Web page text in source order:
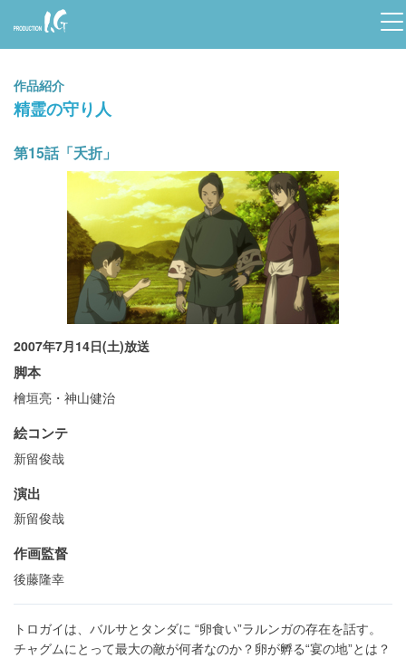
Prod
uctio
n I.G
作品紹介
精霊の守り人
第15話「夭折」
2007年7月14日(土)放送
脚本
檜垣亮・神山健治
絵コンテ
新留俊哉
演出
新留俊哉
作画監督
後藤隆幸
トロガイは、バルサとタンダに “卵食い”ラルンガの存在を話す。
チャグムにとって最大の敵が何者なのか？卵が孵る“宴の地”とは？